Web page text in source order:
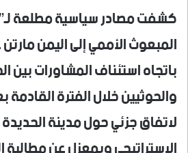
كشفت مصادر سياسية مطلعة
المبعوث الأممي إلى اليمن
باتجاه استئناف المشاورات بين
والحوثيين خلال الفترة
لاتفاق جزئي حول مدينة